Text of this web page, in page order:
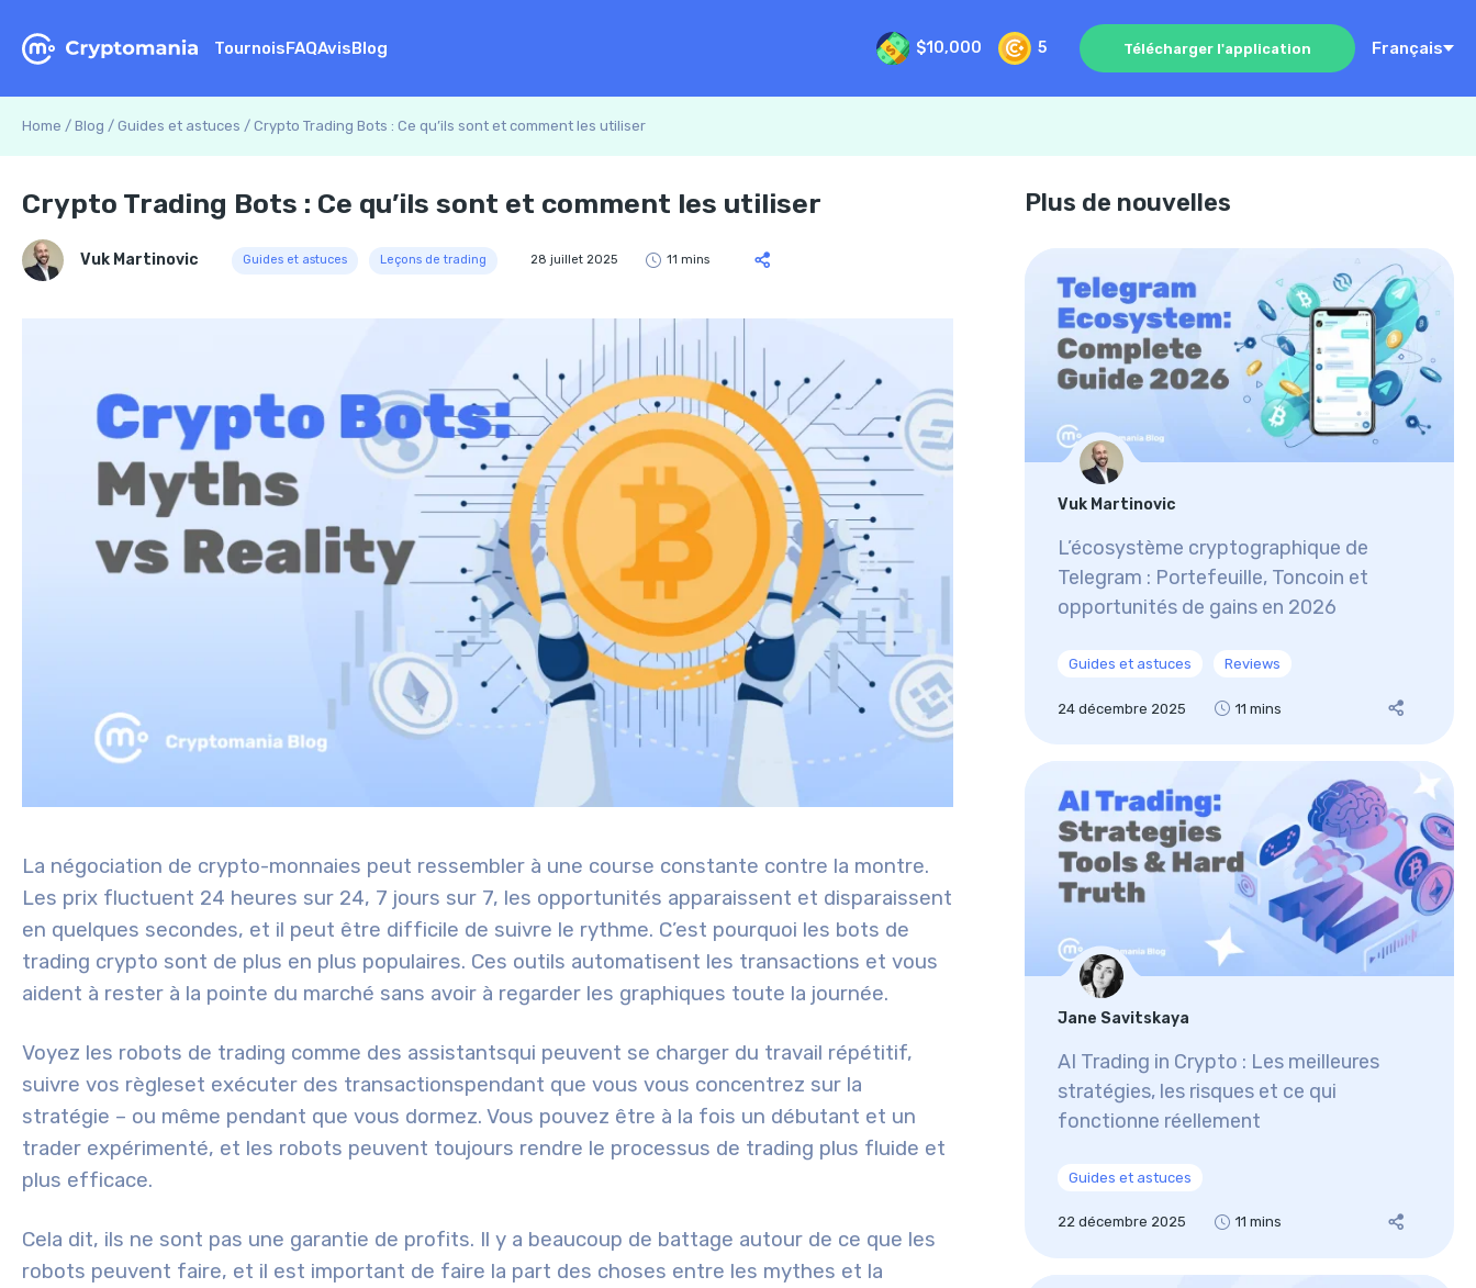
TournoisFAQAvisBlog $10,000 5 Télécharger l'application Français
Home / Blog / Guides et astuces / Crypto Trading Bots : Ce qu’ils sont et comment les utiliser
Crypto Trading Bots : Ce qu’ils sont et comment les utiliser
Vuk Martinovic Guides et astuces Leçons de trading 28 juillet 2025 11 mins
La négociation de crypto-monnaies peut ressembler à une course constante contre la montre.
Les prix fluctuent 24 heures sur 24, 7 jours sur 7, les opportunités apparaissent et disparaissent
en quelques secondes, et il peut être difficile de suivre le rythme. C’est pourquoi les bots de
trading crypto sont de plus en plus populaires. Ces outils automatisent les transactions et vous
aident à rester à la pointe du marché sans avoir à regarder les graphiques toute la journée.
Voyez les robots de trading comme des assistantsqui peuvent se charger du travail répétitif,
suivre vos règleset exécuter des transactionspendant que vous vous concentrez sur la
stratégie – ou même pendant que vous dormez. Vous pouvez être à la fois un débutant et un
trader expérimenté, et les robots peuvent toujours rendre le processus de trading plus fluide et
plus efficace.
Cela dit, ils ne sont pas une garantie de profits. Il y a beaucoup de battage autour de ce que les
robots peuvent faire, et il est important de faire la part des choses entre les mythes et la
Plus de nouvelles
Vuk Martinovic
L’écosystème cryptographique de
Telegram : Portefeuille, Toncoin et
opportunités de gains en 2026
Guides et astuces Reviews
24 décembre 2025 11 mins
Jane Savitskaya
AI Trading in Crypto : Les meilleures
stratégies, les risques et ce qui
fonctionne réellement
Guides et astuces
22 décembre 2025 11 mins